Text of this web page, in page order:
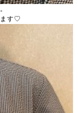
ます♡